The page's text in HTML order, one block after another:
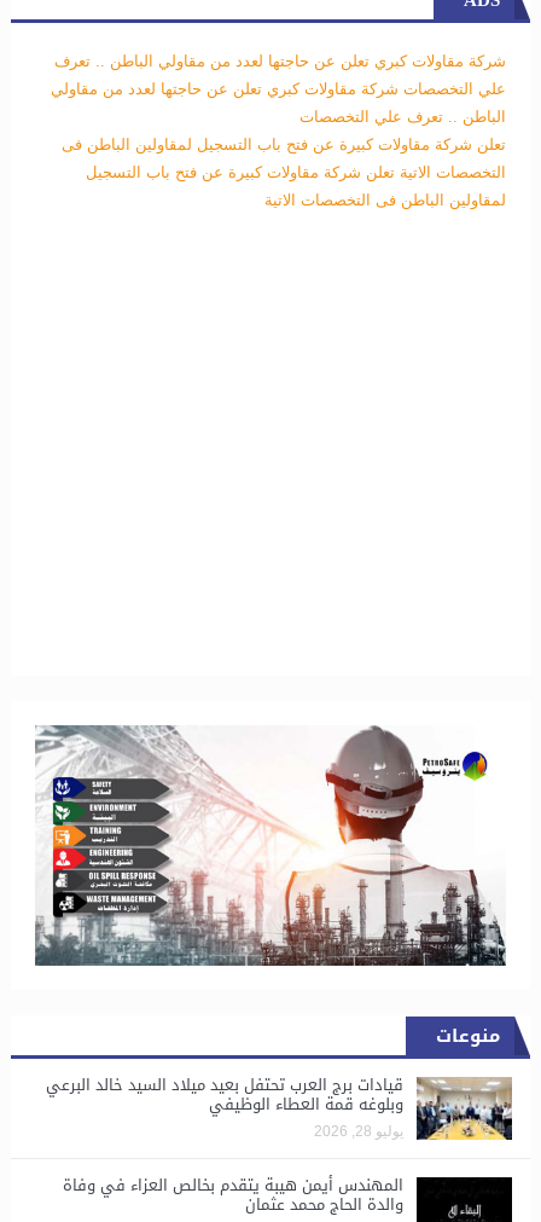
شركة مقاولات كبري تعلن عن حاجتها لعدد من مقاولي الباطن .. تعرف
علي التخصصات شركة مقاولات كبري تعلن عن حاجتها لعدد من مقاولي
الباطن .. تعرف علي التخصصات
تعلن شركة مقاولات كبيرة عن فتح باب التسجيل لمقاولين الباطن فى
التخصصات الاتية تعلن شركة مقاولات كبيرة عن فتح باب التسجيل
لمقاولين الباطن فى التخصصات الاتية
منوعات
قيادات برج العرب تحتفل بعيد ميلاد السيد خالد البرعي
وبلوغه قمة العطاء الوظيفي
يوليو 28, 2026
المهندس أيمن هيبة يتقدم بخالص العزاء في وفاة
والدة الحاج محمد عثمان